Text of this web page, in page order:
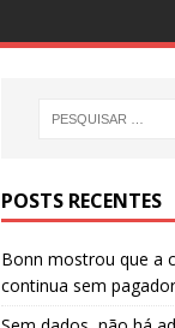
POSTS RECENTES
Bonn mostrou que a
continua sem pagador